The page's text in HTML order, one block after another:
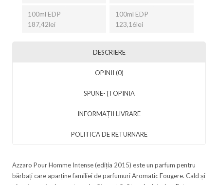
100ml EDP
187,42lei
100ml EDP
123,16lei
DESCRIERE
OPINII (0)
SPUNE-ŢI OPINIA
INFORMAȚII LIVRARE
POLITICA DE RETURNARE
Azzaro Pour Homme Intense (ediția 2015) este un parfum pentru
bărbați care aparține familiei de parfumuri Aromatic Fougere. Cald și